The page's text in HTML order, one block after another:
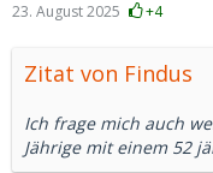
23. August 2025 +4
Zitat von Findus
Ich frage mich auch
Jährige mit einem 52